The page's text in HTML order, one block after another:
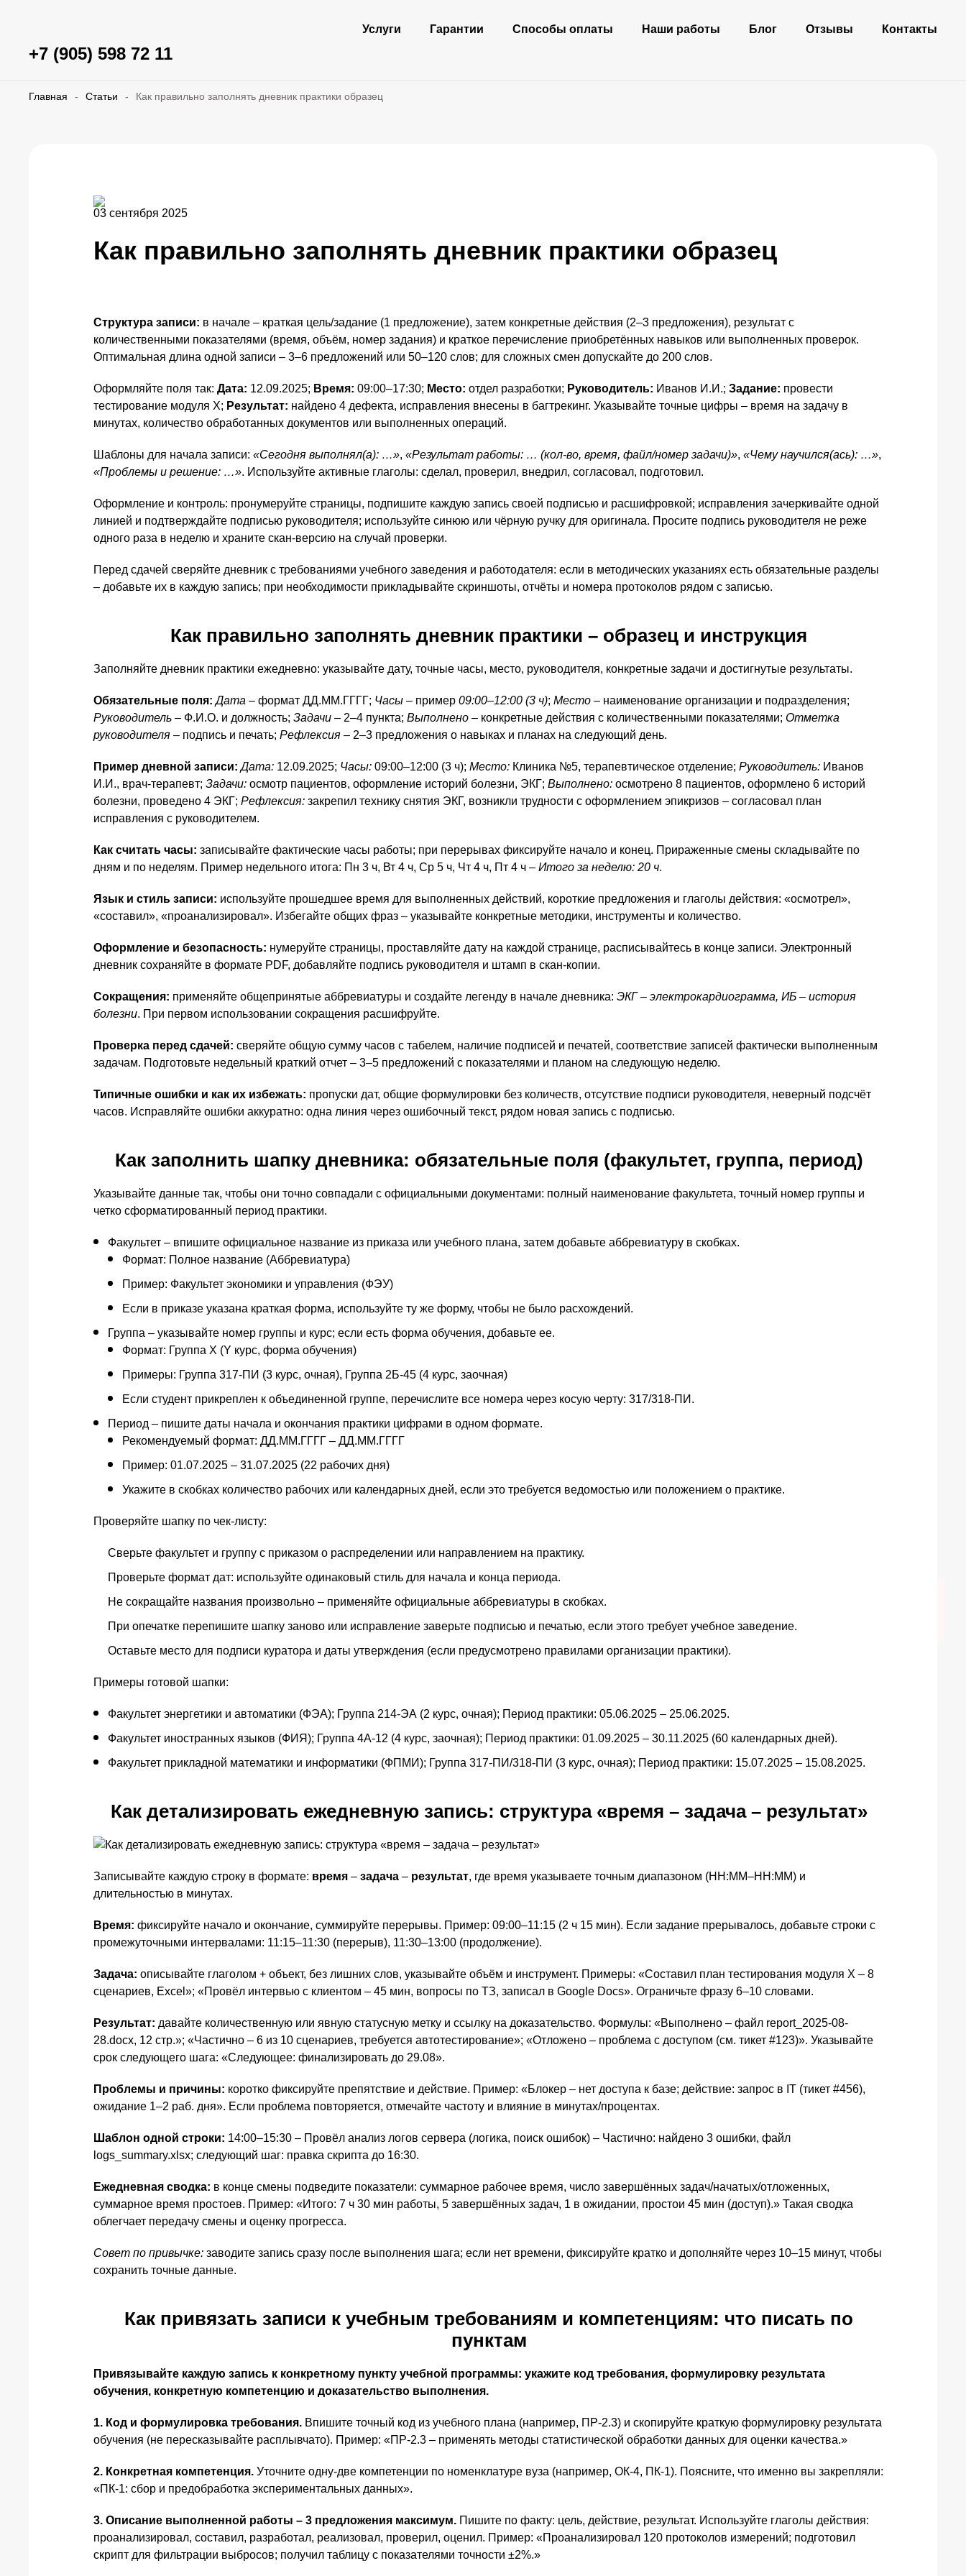
Услуги Гарантии Способы оплаты Наши работы Блог Отзывы Контакты
+7 (905) 598 72 11
Главная - Статьи - Как правильно заполнять дневник практики образец
03 сентября 2025
Как правильно заполнять дневник практики образец
Структура записи: в начале – краткая цель/задание (1 предложение), затем конкретные действия (2–3 предложения), результат с
количественными показателями (время, объём, номер задания) и краткое перечисление приобретённых навыков или выполненных проверок.
Оптимальная длина одной записи – 3–6 предложений или 50–120 слов; для сложных смен допускайте до 200 слов.
Оформляйте поля так: Дата: 12.09.2025; Время: 09:00–17:30; Место: отдел разработки; Руководитель: Иванов И.И.; Задание: провести
тестирование модуля X; Результат: найдено 4 дефекта, исправления внесены в багтрекинг. Указывайте точные цифры – время на задачу в
минутах, количество обработанных документов или выполненных операций.
Шаблоны для начала записи: «Сегодня выполнял(а): …», «Результат работы: … (кол‑во, время, файл/номер задачи)», «Чему научился(ась): …»,
«Проблемы и решение: …». Используйте активные глаголы: сделал, проверил, внедрил, согласовал, подготовил.
Оформление и контроль: пронумеруйте страницы, подпишите каждую запись своей подписью и расшифровкой; исправления зачеркивайте одной
линией и подтверждайте подписью руководителя; используйте синюю или чёрную ручку для оригинала. Просите подпись руководителя не реже
одного раза в неделю и храните скан-версию на случай проверки.
Перед сдачей сверяйте дневник с требованиями учебного заведения и работодателя: если в методических указаниях есть обязательные разделы
– добавьте их в каждую запись; при необходимости прикладывайте скриншоты, отчёты и номера протоколов рядом с записью.
Как правильно заполнять дневник практики – образец и инструкция
Заполняйте дневник практики ежедневно: указывайте дату, точные часы, место, руководителя, конкретные задачи и достигнутые результаты.
Обязательные поля: Дата – формат ДД.MM.ГГГГ; Часы – пример 09:00–12:00 (3 ч); Место – наименование организации и подразделения;
Руководитель – Ф.И.О. и должность; Задачи – 2–4 пункта; Выполнено – конкретные действия с количественными показателями; Отметка
руководителя – подпись и печать; Рефлексия – 2–3 предложения о навыках и планах на следующий день.
Пример дневной записи: Дата: 12.09.2025; Часы: 09:00–12:00 (3 ч); Место: Клиника №5, терапевтическое отделение; Руководитель: Иванов
И.И., врач-терапевт; Задачи: осмотр пациентов, оформление историй болезни, ЭКГ; Выполнено: осмотрено 8 пациентов, оформлено 6 историй
болезни, проведено 4 ЭКГ; Рефлексия: закрепил технику снятия ЭКГ, возникли трудности с оформлением эпикризов – согласовал план
исправления с руководителем.
Как считать часы: записывайте фактические часы работы; при перерывах фиксируйте начало и конец. Прираженные смены складывайте по
дням и по неделям. Пример недельного итога: Пн 3 ч, Вт 4 ч, Ср 5 ч, Чт 4 ч, Пт 4 ч – Итого за неделю: 20 ч.
Язык и стиль записи: используйте прошедшее время для выполненных действий, короткие предложения и глаголы действия: «осмотрел»,
«составил», «проанализировал». Избегайте общих фраз – указывайте конкретные методики, инструменты и количество.
Оформление и безопасность: нумеруйте страницы, проставляйте дату на каждой странице, расписывайтесь в конце записи. Электронный
дневник сохраняйте в формате PDF, добавляйте подпись руководителя и штамп в скан-копии.
Сокращения: применяйте общепринятые аббревиатуры и создайте легенду в начале дневника: ЭКГ – электрокардиограмма, ИБ – история
болезни. При первом использовании сокращения расшифруйте.
Проверка перед сдачей: сверяйте общую сумму часов с табелем, наличие подписей и печатей, соответствие записей фактически выполненным
задачам. Подготовьте недельный краткий отчет – 3–5 предложений с показателями и планом на следующую неделю.
Типичные ошибки и как их избежать: пропуски дат, общие формулировки без количеств, отсутствие подписи руководителя, неверный подсчёт
часов. Исправляйте ошибки аккуратно: одна линия через ошибочный текст, рядом новая запись с подписью.
Как заполнить шапку дневника: обязательные поля (факультет, группа, период)
Указывайте данные так, чтобы они точно совпадали с официальными документами: полный наименование факультета, точный номер группы и
четко сформатированный период практики.
Факультет – впишите официальное название из приказа или учебного плана, затем добавьте аббревиатуру в скобках.
Формат: Полное название (Аббревиатура)
Пример: Факультет экономики и управления (ФЭУ)
Если в приказе указана краткая форма, используйте ту же форму, чтобы не было расхождений.
Группа – указывайте номер группы и курс; если есть форма обучения, добавьте ее.
Формат: Группа X (Y курс, форма обучения)
Примеры: Группа 317-ПИ (3 курс, очная), Группа 2Б-45 (4 курс, заочная)
Если студент прикреплен к объединенной группе, перечислите все номера через косую черту: 317/318-ПИ.
Период – пишите даты начала и окончания практики цифрами в одном формате.
Рекомендуемый формат: ДД.ММ.ГГГГ – ДД.ММ.ГГГГ
Пример: 01.07.2025 – 31.07.2025 (22 рабочих дня)
Укажите в скобках количество рабочих или календарных дней, если это требуется ведомостью или положением о практике.
Проверяйте шапку по чек‑листу:
Сверьте факультет и группу с приказом о распределении или направлением на практику.
Проверьте формат дат: используйте одинаковый стиль для начала и конца периода.
Не сокращайте названия произвольно – применяйте официальные аббревиатуры в скобках.
При опечатке перепишите шапку заново или исправление заверьте подписью и печатью, если этого требует учебное заведение.
Оставьте место для подписи куратора и даты утверждения (если предусмотрено правилами организации практики).
Примеры готовой шапки:
Факультет энергетики и автоматики (ФЭА); Группа 214-ЭА (2 курс, очная); Период практики: 05.06.2025 – 25.06.2025.
Факультет иностранных языков (ФИЯ); Группа 4А-12 (4 курс, заочная); Период практики: 01.09.2025 – 30.11.2025 (60 календарных дней).
Факультет прикладной математики и информатики (ФПМИ); Группа 317-ПИ/318-ПИ (3 курс, очная); Период практики: 15.07.2025 – 15.08.2025.
Как детализировать ежедневную запись: структура «время – задача – результат»
Записывайте каждую строку в формате: время – задача – результат, где время указываете точным диапазоном (HH:MM–HH:MM) и
длительностью в минутах.
Время: фиксируйте начало и окончание, суммируйте перерывы. Пример: 09:00–11:15 (2 ч 15 мин). Если задание прерывалось, добавьте строки с
промежуточными интервалами: 11:15–11:30 (перерыв), 11:30–13:00 (продолжение).
Задача: описывайте глаголом + объект, без лишних слов, указывайте объём и инструмент. Примеры: «Составил план тестирования модуля X – 8
сценариев, Excel»; «Провёл интервью с клиентом – 45 мин, вопросы по ТЗ, записал в Google Docs». Ограничьте фразу 6–10 словами.
Результат: давайте количественную или явную статусную метку и ссылку на доказательство. Формулы: «Выполнено – файл report_2025-08-
28.docx, 12 стр.»; «Частично – 6 из 10 сценариев, требуется автотестирование»; «Отложено – проблема с доступом (см. тикет #123)». Указывайте
срок следующего шага: «Следующее: финализировать до 29.08».
Проблемы и причины: коротко фиксируйте препятствие и действие. Пример: «Блокер – нет доступа к базе; действие: запрос в IT (тикет #456),
ожидание 1–2 раб. дня». Если проблема повторяется, отмечайте частоту и влияние в минутах/процентах.
Шаблон одной строки: 14:00–15:30 – Провёл анализ логов сервера (логика, поиск ошибок) – Частично: найдено 3 ошибки, файл
logs_summary.xlsx; следующий шаг: правка скрипта до 16:30.
Ежедневная сводка: в конце смены подведите показатели: суммарное рабочее время, число завершённых задач/начатых/отложенных,
суммарное время простоев. Пример: «Итого: 7 ч 30 мин работы, 5 завершённых задач, 1 в ожидании, простои 45 мин (доступ).» Такая сводка
облегчает передачу смены и оценку прогресса.
Совет по привычке: заводите запись сразу после выполнения шага; если нет времени, фиксируйте кратко и дополняйте через 10–15 минут, чтобы
сохранить точные данные.
Как привязать записи к учебным требованиям и компетенциям: что писать по
пунктам
Привязывайте каждую запись к конкретному пункту учебной программы: укажите код требования, формулировку результата
обучения, конкретную компетенцию и доказательство выполнения.
1. Код и формулировка требования. Впишите точный код из учебного плана (например, ПР-2.3) и скопируйте краткую формулировку результата
обучения (не пересказывайте расплывчато). Пример: «ПР-2.3 – применять методы статистической обработки данных для оценки качества.»
2. Конкретная компетенция. Уточните одну-две компетенции по номенклатуре вуза (например, ОК-4, ПК-1). Поясните, что именно вы закрепляли:
«ПК-1: сбор и предобработка экспериментальных данных».
3. Описание выполненной работы – 3 предложения максимум. Пишите по факту: цель, действие, результат. Используйте глаголы действия:
проанализировал, составил, разработал, реализовал, проверил, оценил. Пример: «Проанализировал 120 протоколов измерений; подготовил
скрипт для фильтрации выбросов; получил таблицу с показателями точности ±2%.»